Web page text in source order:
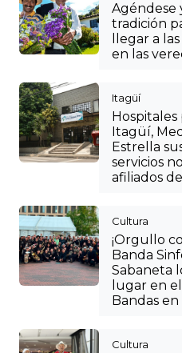
Agéndese
tradición
llegar a
en las
Itagüí
Itagüí,
Estrella
servicios
afiliados
Cultura
¡Orgullo
Banda
Sabaneta
lugar en
Bandas en
Cultura